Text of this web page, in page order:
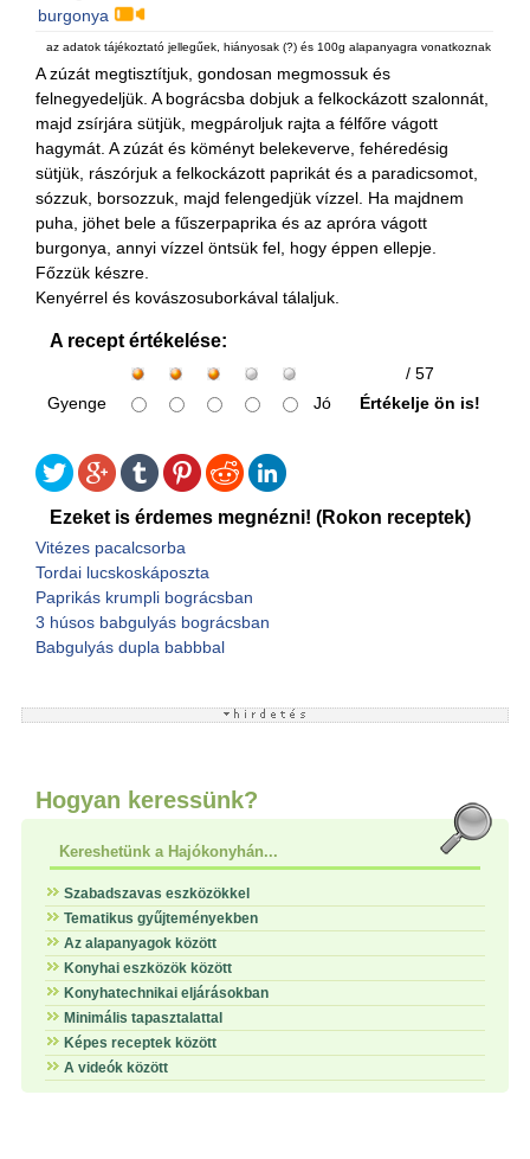
burgonya
az adatok tájékoztató jellegűek, hiányosak (?) és 100g alapanyagra vonatkoznak
A zúzát megtisztítjuk, gondosan megmossuk és
felnegyedeljük. A bográcsba dobjuk a felkockázott szalonnát,
majd zsírjára sütjük, megpároljuk rajta a félfőre vágott
hagymát. A zúzát és köményt belekeverve, fehéredésig
sütjük, rászórjuk a felkockázott paprikát és a paradicsomot,
sózzuk, borsozzuk, majd felengedjük vízzel. Ha majdnem
puha, jöhet bele a fűszerpaprika és az apróra vágott
burgonya, annyi vízzel öntsük fel, hogy éppen ellepje.
Főzzük készre.
Kenyérrel és kovászosuborkával tálaljuk.
A recept értékelése:
/ 57
Gyenge
Jó Értékelje ön is!
Ezeket is érdemes megnézni! (Rokon receptek)
Vitézes pacalcsorba
Tordai lucskoskáposzta
Paprikás krumpli bográcsban
3 húsos babgulyás bográcsban
Babgulyás dupla babbbal
Hogyan keressünk?
Kereshetünk a Hajókonyhán...
Szabadszavas eszközökkel
Tematikus gyűjteményekben
Az alapanyagok között
Konyhai eszközök között
Konyhatechnikai eljárásokban
Minimális tapasztalattal
Képes receptek között
A videók között